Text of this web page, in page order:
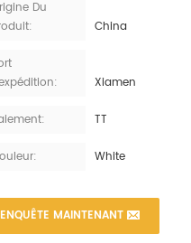
Du
China
Xiamen
TT
White
ENQUÊTE MAINTENANT